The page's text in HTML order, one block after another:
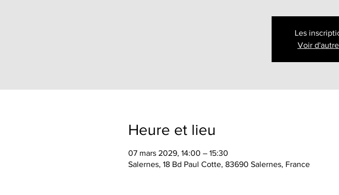
Les
Voir
Heure et lieu
07 mars 2029, 14:00 – 15:30
Salernes, 18 Bd Paul Cotte, 83690 Salernes, France